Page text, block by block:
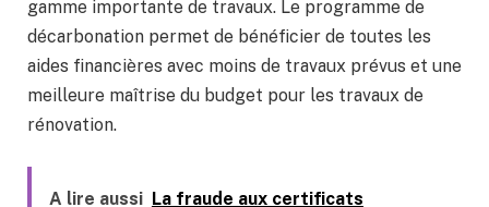
gamme importante de travaux. Le programme de
décarbonation permet de bénéficier de toutes les
aides financières avec moins de travaux prévus et une
meilleure maîtrise du budget pour les travaux de
rénovation.
A lire aussi La fraude aux certificats